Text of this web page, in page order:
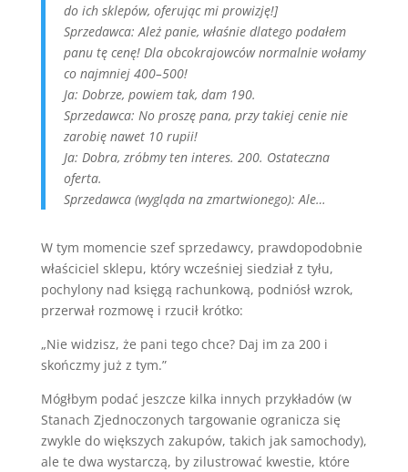
do ich sklepów, oferując mi prowizję!]
Sprzedawca: Ależ panie, właśnie dlatego podałem
panu tę cenę! Dla obcokrajowców normalnie wołamy
co najmniej 400–500!
Ja: Dobrze, powiem tak, dam 190.
Sprzedawca: No proszę pana, przy takiej cenie nie
zarobię nawet 10 rupii!
Ja: Dobra, zróbmy ten interes. 200. Ostateczna
oferta.
Sprzedawca (wygląda na zmartwionego): Ale…
W tym momencie szef sprzedawcy, prawdopodobnie
właściciel sklepu, który wcześniej siedział z tyłu,
pochylony nad księgą rachunkową, podniósł wzrok,
przerwał rozmowę i rzucił krótko:
„Nie widzisz, że pani tego chce? Daj im za 200 i
skończmy już z tym.”
Mógłbym podać jeszcze kilka innych przykładów (w
Stanach Zjednoczonych targowanie ogranicza się
zwykle do większych zakupów, takich jak samochody),
ale te dwa wystarczą, by zilustrować kwestie, które